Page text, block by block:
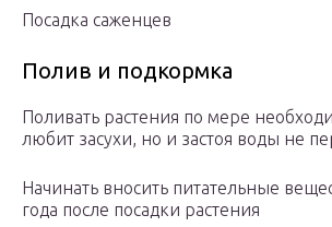
Посадка саженцев
Полив и подкормка
Поливать растения по мере
любит засухи, но и застоя воды не
Начинать вносить питательные
года после посадки растения